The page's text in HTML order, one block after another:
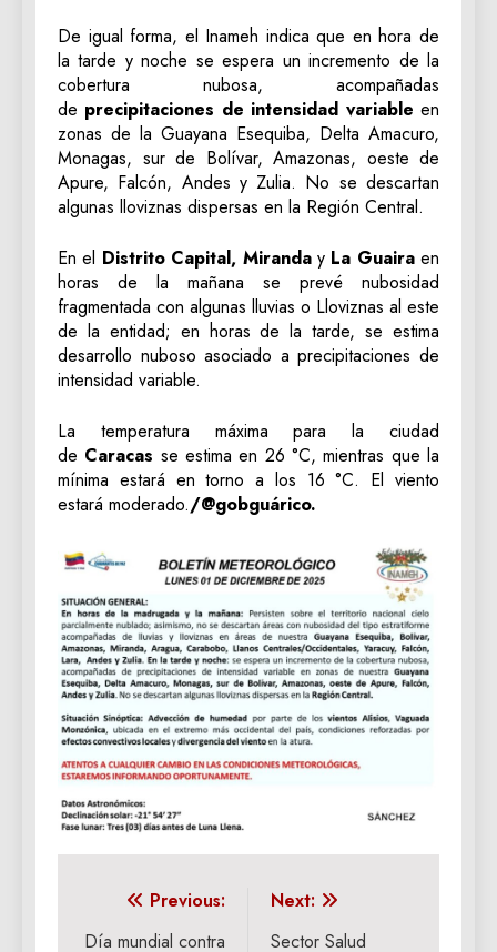
De igual forma, el Inameh indica que en hora de
la tarde y noche se espera un incremento de la
cobertura nubosa, acompañadas
de precipitaciones de intensidad variable en
zonas de la Guayana Esequiba, Delta Amacuro,
Monagas, sur de Bolívar, Amazonas, oeste de
Apure, Falcón, Andes y Zulia. No se descartan
algunas lloviznas dispersas en la Región Central.
En el Distrito Capital, Miranda yLa Guairaen
horas de la mañana se prevé nubosidad
fragmentada con algunas lluvias o Lloviznas al este
de la entidad; en horas de la tarde, se estima
desarrollo nuboso asociado a precipitaciones de
intensidad variable.
La temperatura máxima para la ciudad
de Caracas se estima en 26 °C, mientras que la
mínima estará en torno a los 16 °C. El viento
estará moderado./@gobguárico.
Navegación
Previous:
Día mundial contra
Next:
Sector Salud